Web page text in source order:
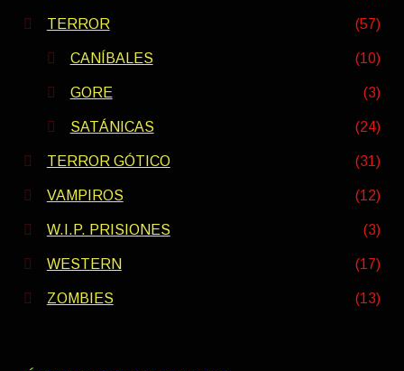
TERROR (57)
CANÍBALES (10)
GORE (3)
SATÁNICAS (24)
TERROR GÓTICO (31)
VAMPIROS (12)
W.I.P. PRISIONES (3)
WESTERN (17)
ZOMBIES (13)